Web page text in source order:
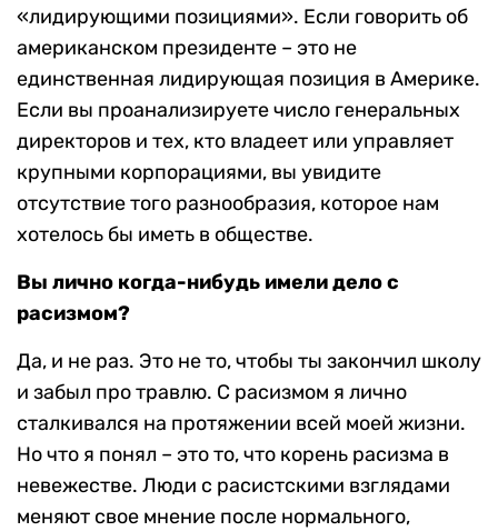
«лидирующими позициями». Если говорить об
американском президенте – это не
единственная лидирующая позиция в Америке.
Если вы проанализируете число генеральных
директоров и тех, кто владеет или управляет
крупными корпорациями, вы увидите
отсутствие того разнообразия, которое нам
хотелось бы иметь в обществе.
Вы лично когда-нибудь имели дело с
расизмом?
Да, и не раз. Это не то, чтобы ты закончил школу
и забыл про травлю. С расизмом я лично
сталкивался на протяжении всей моей жизни.
Но что я понял – это то, что корень расизма в
невежестве. Люди с расистскими взглядами
меняют свое мнение после нормального,